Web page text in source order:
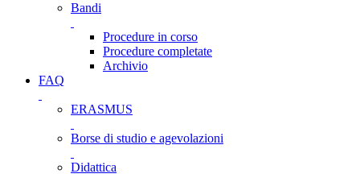
Bandi
Procedure in corso
Procedure completate
Archivio
FAQ
ERASMUS
Borse di studio e agevolazioni
Didattica